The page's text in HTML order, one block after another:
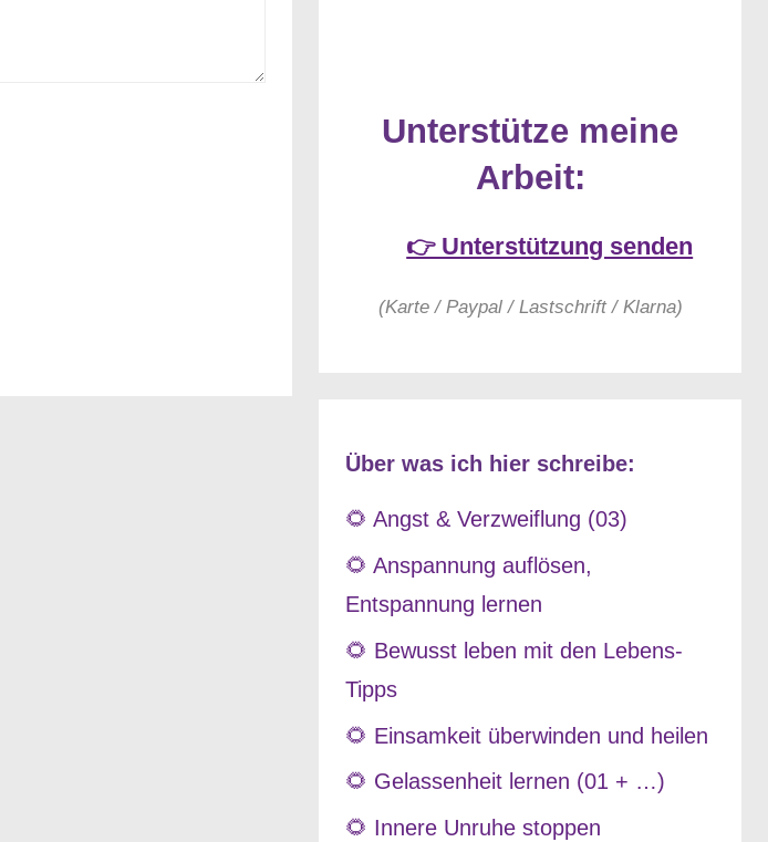
Unterstütze meine
Arbeit:
👉 Unterstützung senden
(Karte / Paypal / Lastschrift / Klarna)
Über was ich hier schreibe:
🌻 Angst & Verzweiflung (03)
🌻 Anspannung auflösen,
Entspannung lernen
🌻 Bewusst leben mit den Lebens-
Tipps
🌻 Einsamkeit überwinden und heilen
🌻 Gelassenheit lernen (01 + …)
🌻 Innere Unruhe stoppen